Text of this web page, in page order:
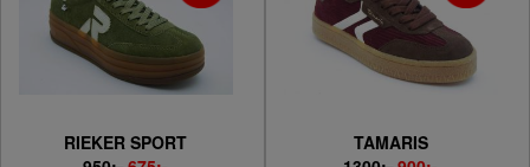
RIEKER SPORT
TAMARIS